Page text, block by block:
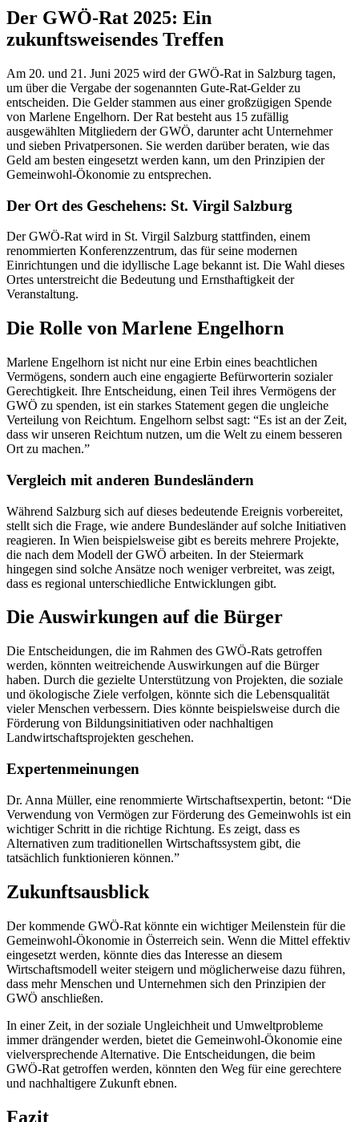
Der GWÖ-Rat 2025: Ein
zukunftsweisendes Treffen
Am 20. und 21. Juni 2025 wird der GWÖ-Rat in Salzburg tagen,
um über die Vergabe der sogenannten Gute-Rat-Gelder zu
entscheiden. Die Gelder stammen aus einer großzügigen Spende
von Marlene Engelhorn. Der Rat besteht aus 15 zufällig
ausgewählten Mitgliedern der GWÖ, darunter acht Unternehmer
und sieben Privatpersonen. Sie werden darüber beraten, wie das
Geld am besten eingesetzt werden kann, um den Prinzipien der
Gemeinwohl-Ökonomie zu entsprechen.
Der Ort des Geschehens: St. Virgil Salzburg
Der GWÖ-Rat wird in St. Virgil Salzburg stattfinden, einem
renommierten Konferenzzentrum, das für seine modernen
Einrichtungen und die idyllische Lage bekannt ist. Die Wahl dieses
Ortes unterstreicht die Bedeutung und Ernsthaftigkeit der
Veranstaltung.
Die Rolle von Marlene Engelhorn
Marlene Engelhorn ist nicht nur eine Erbin eines beachtlichen
Vermögens, sondern auch eine engagierte Befürworterin sozialer
Gerechtigkeit. Ihre Entscheidung, einen Teil ihres Vermögens der
GWÖ zu spenden, ist ein starkes Statement gegen die ungleiche
Verteilung von Reichtum. Engelhorn selbst sagt: “Es ist an der Zeit,
dass wir unseren Reichtum nutzen, um die Welt zu einem besseren
Ort zu machen.”
Vergleich mit anderen Bundesländern
Während Salzburg sich auf dieses bedeutende Ereignis vorbereitet,
stellt sich die Frage, wie andere Bundesländer auf solche Initiativen
reagieren. In Wien beispielsweise gibt es bereits mehrere Projekte,
die nach dem Modell der GWÖ arbeiten. In der Steiermark
hingegen sind solche Ansätze noch weniger verbreitet, was zeigt,
dass es regional unterschiedliche Entwicklungen gibt.
Die Auswirkungen auf die Bürger
Die Entscheidungen, die im Rahmen des GWÖ-Rats getroffen
werden, könnten weitreichende Auswirkungen auf die Bürger
haben. Durch die gezielte Unterstützung von Projekten, die soziale
und ökologische Ziele verfolgen, könnte sich die Lebensqualität
vieler Menschen verbessern. Dies könnte beispielsweise durch die
Förderung von Bildungsinitiativen oder nachhaltigen
Landwirtschaftsprojekten geschehen.
Expertenmeinungen
Dr. Anna Müller, eine renommierte Wirtschaftsexpertin, betont: “Die
Verwendung von Vermögen zur Förderung des Gemeinwohls ist ein
wichtiger Schritt in die richtige Richtung. Es zeigt, dass es
Alternativen zum traditionellen Wirtschaftssystem gibt, die
tatsächlich funktionieren können.”
Zukunftsausblick
Der kommende GWÖ-Rat könnte ein wichtiger Meilenstein für die
Gemeinwohl-Ökonomie in Österreich sein. Wenn die Mittel effektiv
eingesetzt werden, könnte dies das Interesse an diesem
Wirtschaftsmodell weiter steigern und möglicherweise dazu führen,
dass mehr Menschen und Unternehmen sich den Prinzipien der
GWÖ anschließen.
In einer Zeit, in der soziale Ungleichheit und Umweltprobleme
immer drängender werden, bietet die Gemeinwohl-Ökonomie eine
vielversprechende Alternative. Die Entscheidungen, die beim
GWÖ-Rat getroffen werden, könnten den Weg für eine gerechtere
und nachhaltigere Zukunft ebnen.
Fazit